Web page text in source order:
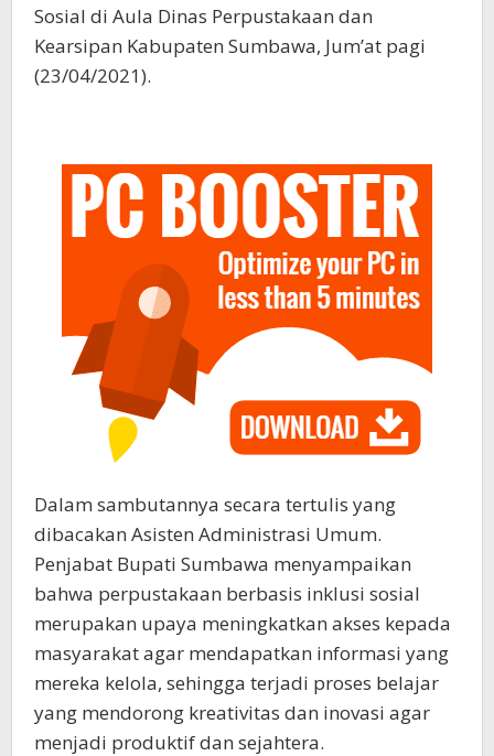
Sosial di Aula Dinas Perpustakaan dan
Kearsipan Kabupaten Sumbawa, Jum’at pagi
(23/04/2021).
Dalam sambutannya secara tertulis yang
dibacakan Asisten Administrasi Umum.
Penjabat Bupati Sumbawa menyampaikan
bahwa perpustakaan berbasis inklusi sosial
merupakan upaya meningkatkan akses kepada
masyarakat agar mendapatkan informasi yang
mereka kelola, sehingga terjadi proses belajar
yang mendorong kreativitas dan inovasi agar
menjadi produktif dan sejahtera.